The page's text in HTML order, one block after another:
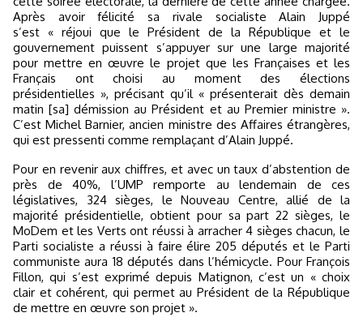
Après avoir félicité sa rivale socialiste Alain Juppé
s’est « réjoui que le Président de la République et le
gouvernement puissent s’appuyer sur une large majorité
pour mettre en œuvre le projet que les Françaises et les
Français ont choisi au moment des élections
présidentielles », précisant qu’il « présenterait dès demain
matin [sa] démission au Président et au Premier ministre ».
C’est Michel Barnier, ancien ministre des Affaires étrangères,
qui est pressenti comme remplaçant d’Alain Juppé.
Pour en revenir aux chiffres, et avec un taux d’abstention de
près de 40%, l’UMP remporte au lendemain de ces
législatives, 324 sièges, le Nouveau Centre, allié de la
majorité présidentielle, obtient pour sa part 22 sièges, le
MoDem et les Verts ont réussi à arracher 4 sièges chacun, le
Parti socialiste a réussi à faire élire 205 députés et le Parti
communiste aura 18 députés dans l’hémicycle. Pour François
Fillon, qui s’est exprimé depuis Matignon, c’est un « choix
clair et cohérent, qui permet au Président de la République
de mettre en œuvre son projet ».